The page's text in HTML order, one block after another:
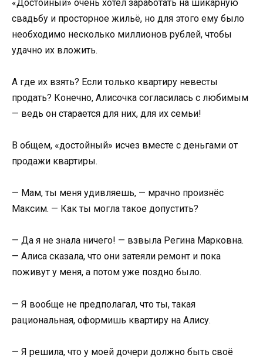
«Достойный» очень хотел заработать на шикарную
свадьбу и просторное жильё, но для этого ему было
необходимо несколько миллионов рублей, чтобы
удачно их вложить.
А где их взять? Если только квартиру невесты
продать? Конечно, Алисочка согласилась с любимым
— ведь он старается для них, для их семьи!
В общем, «достойный» исчез вместе с деньгами от
продажи квартиры.
— Мам, ты меня удивляешь, — мрачно произнёс
Максим. — Как ты могла такое допустить?
— Да я не знала ничего! — взвыла Регина Марковна.
— Алиса сказала, что они затеяли ремонт и пока
поживут у меня, а потом уже поздно было.
— Я вообще не предполагал, что ты, такая
рациональная, оформишь квартиру на Алису.
— Я решила, что у моей дочери должно быть своё